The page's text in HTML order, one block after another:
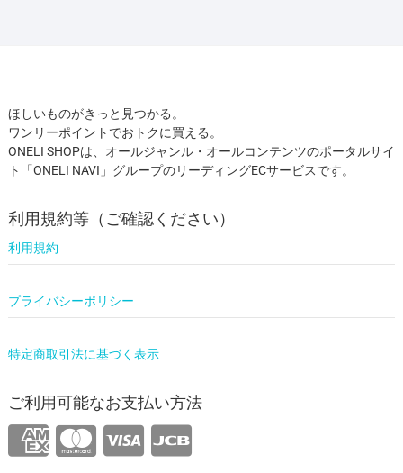
ほしいものがきっと見つかる。
ワンリーポイントでおトクに買える。
ONELI SHOPは、オールジャンル・オールコンテンツのポータルサイ
ト「ONELI NAVI」グループのリーディングECサービスです。
利用規約等（ご確認ください）
利用規約
プライバシーポリシー
特定商取引法に基づく表示
ご利用可能なお支払い方法